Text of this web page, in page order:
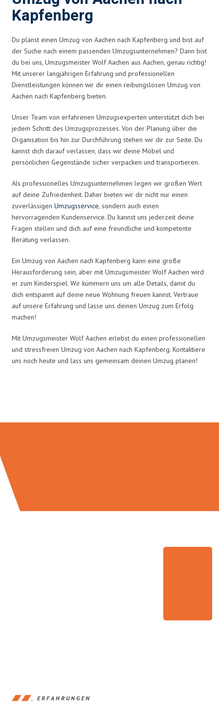
Kapfenberg
Du planst einen Umzug von Aachen nach Kapfenberg und bist auf
der Suche nach einem passenden Umzugsunternehmen? Dann bist
du bei uns, Umzugsmeister Wolf Aachen aus Aachen, genau richtig!
Mit unserer langjährigen Erfahrung und professionellen
Dienstleistungen können wir dir einen reibungslosen Umzug von
Aachen nach Kapfenberg bieten.
Unser Team von erfahrenen Umzugsexperten unterstützt dich bei
jedem Schritt des Umzugsprozesses. Von der Planung über die
Organisation bis hin zur Durchführung stehen wir dir zur Seite. Du
kannst dich darauf verlassen, dass wir deine Möbel und
persönlichen Gegenstände sicher verpacken und transportieren.
Als professionelles Umzugsunternehmen legen wir großen Wert
auf deine Zufriedenheit. Daher bieten wir dir nicht nur einen
zuverlässigen Umzugsservice, sondern auch einen
hervorragenden Kundenservice. Du kannst uns jederzeit deine
Fragen stellen und dich auf eine freundliche und kompetente
Beratung verlassen.
Ein Umzug von Aachen nach Kapfenberg kann eine große
Herausforderung sein, aber mit Umzugsmeister Wolf Aachen wird
er zum Kinderspiel. Wir kümmern uns um alle Details, damit du
dich entspannt auf deine neue Wohnung freuen kannst. Vertraue
auf unsere Erfahrung und lasse uns deinen Umzug zum Erfolg
machen!
Mit Umzugsmeister Wolf Aachen erlebst du einen professionellen
und stressfreien Umzug von Aachen nach Kapfenberg. Kontaktiere
uns noch heute und lass uns gemeinsam deinen Umzug planen!
ERFAHRUNGEN